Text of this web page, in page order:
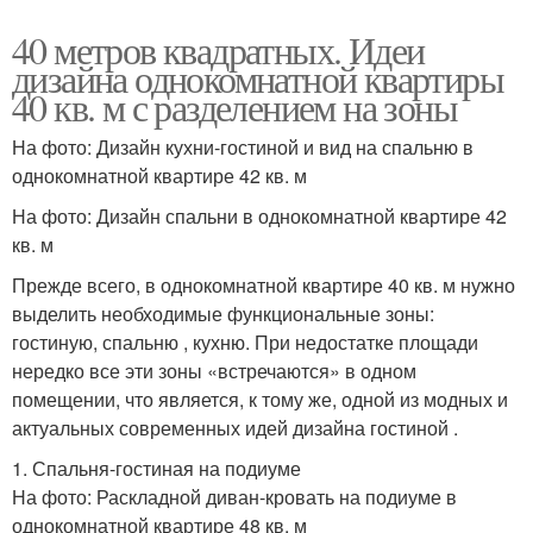
40 метров квадратных. Идеи
дизайна однокомнатной квартиры
40 кв. м с разделением на зоны
На фото: Дизайн кухни-гостиной и вид на спальню в
однокомнатной квартире 42 кв. м
На фото: Дизайн спальни в однокомнатной квартире 42
кв. м
Прежде всего, в однокомнатной квартире 40 кв. м нужно
выделить необходимые функциональные зоны:
гостиную, спальню , кухню. При недостатке площади
нередко все эти зоны «встречаются» в одном
помещении, что является, к тому же, одной из модных и
актуальных современных идей дизайна гостиной .
1. Спальня-гостиная на подиуме
На фото: Раскладной диван-кровать на подиуме в
однокомнатной квартире 48 кв. м